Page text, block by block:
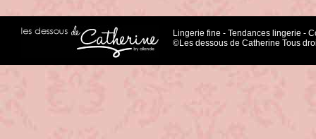
Lingerie fine - Tendances lingerie -
©Les dessous de Catherine Tous